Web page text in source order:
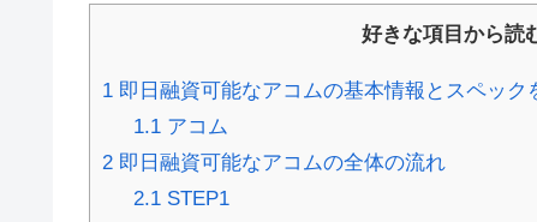
好きな項目から読
1 即日融資可能なアコムの基本情報とスペック
1.1アコム
2 即日融資可能なアコムの全体の流れ
2.1STEP1